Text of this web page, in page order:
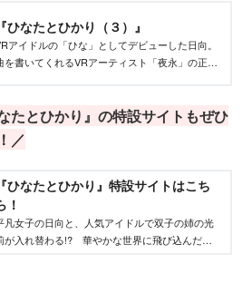
『ひなたとひかり（３）』
アイドルの「ひな」としてデビューした日向。
を書いてくれるVRアーティスト「夜永」の正体
たとひかり』の特設サイトもぜひ
／
『ひなたとひかり』特設サイトはこち
！
凡女子の日向と、人気アイドルで双子の姉の光
が入れ替わる!? 華やかな世界に飛び込んだ日